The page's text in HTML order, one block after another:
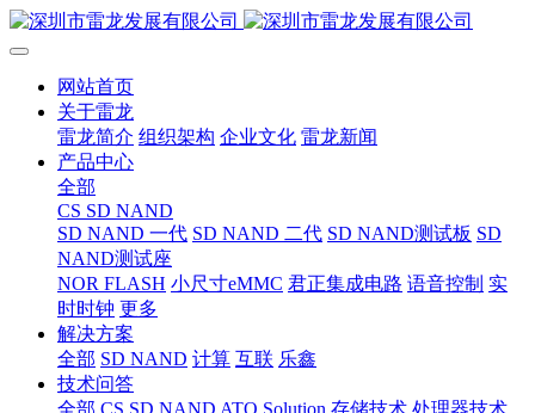
网站首页
关于雷龙
雷龙简介 组织架构 企业文化 雷龙新闻
产品中心
全部
CS SD NAND
SD NAND 一代 SD NAND 二代 SD NAND测试板 SD
NAND测试座
NOR FLASH 小尺寸eMMC 君正集成电路 语音控制 实
时时钟 更多
解决方案
全部 SD NAND 计算 互联 乐鑫
技术问答
全部 CS SD NAND ATO Solution 存储技术 处理器技术